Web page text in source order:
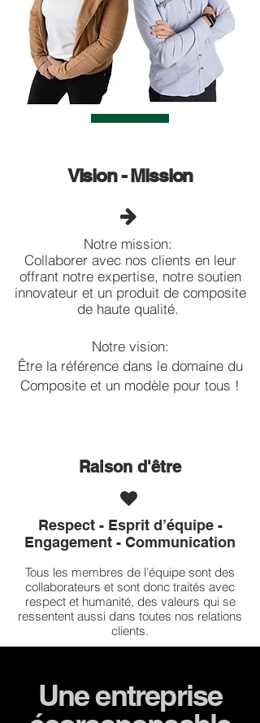
Vision - Mission

Notre mission:
Collaborer avec nos clients en leur
offrant notre expertise, notre soutien
innovateur et un produit de composite
de haute qualité.
Notre vision:
Être la référence dans le domaine du
Composite et un modèle pour tous !
Raison d'être

Respect - Esprit d’équipe -
Engagement - Communication
Tous les membres de l’équipe sont des
collaborateurs et sont donc traités avec
respect et humanité, des valeurs qui se
ressentent aussi dans toutes nos relations
clients.
Une entreprise